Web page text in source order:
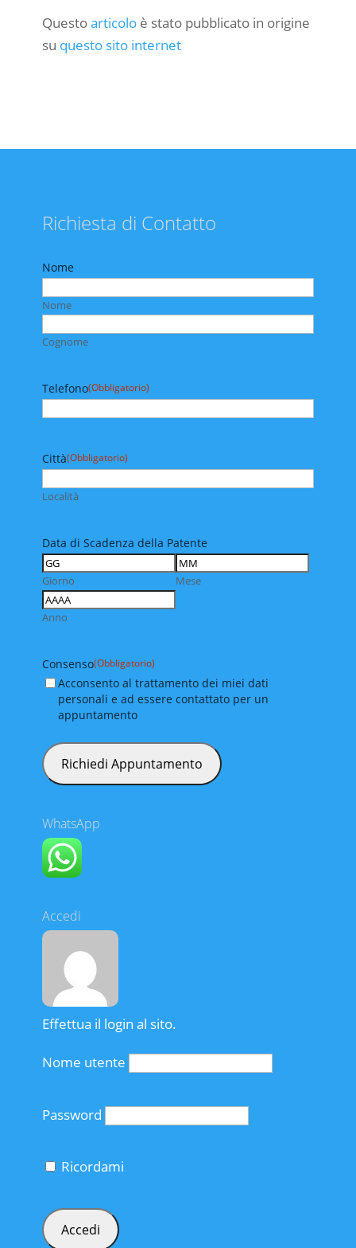
Questoarticoloè stato pubblicato in origine
su questo sito internet
Richiesta di Contatto
Nome
Nome
Cognome
Telefono(Obbligatorio)
Città(Obbligatorio)
Località
Data di Scadenza della Patente
Giorno Mese
Anno
Consenso(Obbligatorio)
Acconsento al trattamento dei miei dati
personali e ad essere contattato per un
appuntamento
WhatsApp
Accedi
Effettua il login al sito.
Nome utente
Password
Ricordami